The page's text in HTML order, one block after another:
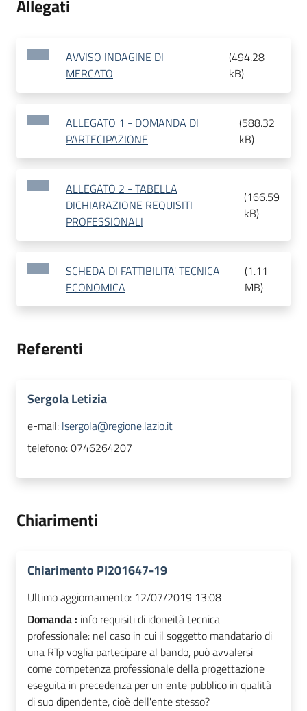
Allegati
AVVISO INDAGINE DI
MERCATO
(494.28
kB)
ALLEGATO 1 - DOMANDA DI
PARTECIPAZIONE
(588.32
kB)
ALLEGATO 2 - TABELLA
DICHIARAZIONE REQUISITI
PROFESSIONALI
(166.59
kB)
SCHEDA DI FATTIBILITA' TECNICA
ECONOMICA
(1.11
MB)
Referenti
Sergola Letizia
e-mail: lsergola@regione.lazio.it
telefono:0746264207
Chiarimenti
Chiarimento PI201647-19
Ultimo aggiornamento: 12/07/2019 13:08
Domanda : info requisiti di idoneità tecnica
professionale: nel caso in cui il soggetto mandatario di
una RTp voglia partecipare al bando, può avvalersi
come competenza professionale della progettazione
eseguita in precedenza per un ente pubblico in qualità
di suo dipendente, cioè dell'ente stesso?